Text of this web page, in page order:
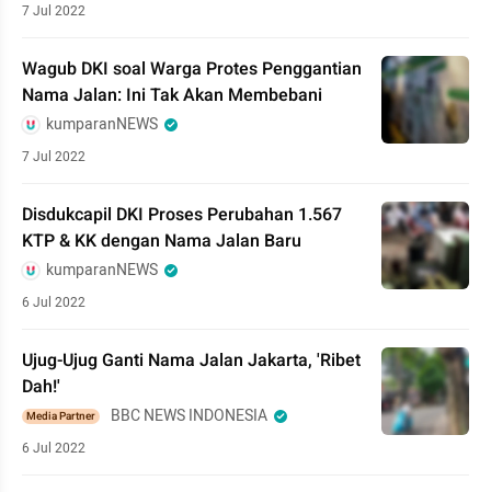
7 Jul 2022
Wagub DKI soal Warga Protes Penggantian
Nama Jalan: Ini Tak Akan Membebani
kumparanNEWS
7 Jul 2022
Disdukcapil DKI Proses Perubahan 1.567
KTP & KK dengan Nama Jalan Baru
kumparanNEWS
6 Jul 2022
Ujug-Ujug Ganti Nama Jalan Jakarta, 'Ribet
Dah!'
Media Partner BBC NEWS INDONESIA
6 Jul 2022